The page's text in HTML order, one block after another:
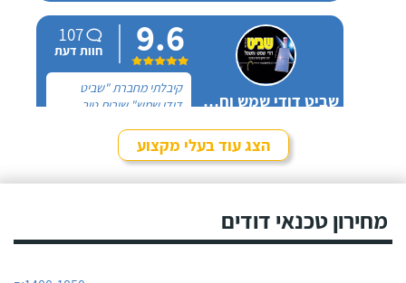
עבודה נקייה ומסודרת.
שביט דודי שמש וחשמל בע"מ
9.6
107
חוות דעת
קיבלתי מחברת "שביט
דודי שמש" שירות טוב,
אותם לא מזמן, כשהתפוצץ
לי הדוד שמש של הדירה.חייג עכשיו
הצג עוד בעלי מקצוע
מחירון טכנאי דודים